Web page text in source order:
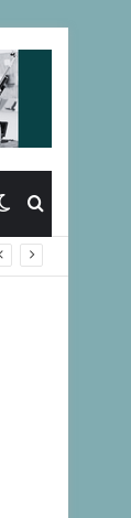
Buscar
Switch
skin